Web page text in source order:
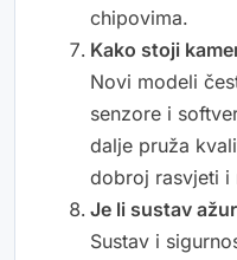
chipovima.
Kako stoji
Novi modeli
senzore i
dalje pruža
dobroj rasvjeti i
Je li sustav
Sustav i